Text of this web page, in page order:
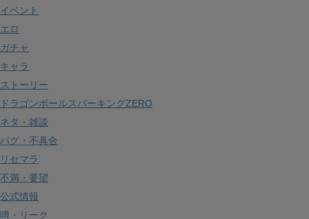
イベント
エロ
ガチャ
キャラ
ストーリー
ドラゴンボールスパーキングZERO
ネタ・雑談
バグ・不具合
リセマラ
不満・要望
公式情報
噂・リーク